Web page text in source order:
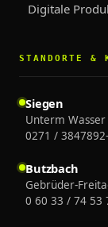
Digitale
STANDORTE &
Siegen
Unterm
0271 /
Butzbach
Gebrüder-
0 60 33 / 74 53